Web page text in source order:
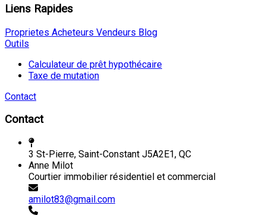
Liens Rapides
Proprietes Acheteurs Vendeurs Blog
Outils
Calculateur de prêt hypothécaire
Taxe de mutation
Contact
Contact
3 St-Pierre, Saint-Constant J5A2E1, QC
Anne Milot
Courtier immobilier résidentiel et commercial
amilot83@gmail.com